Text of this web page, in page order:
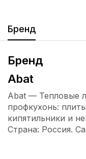
Бренд
Бренд
Abat
Abat — Тепловые
профкухонь:
кипятильники и
Страна: Россия.